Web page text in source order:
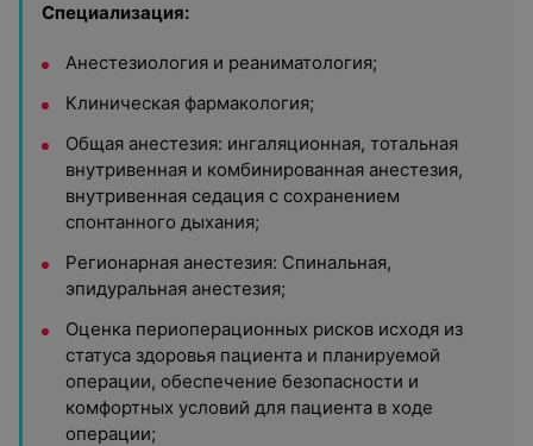
Специализация:
Анестезиология и реаниматология;
Клиническая фармакология;
Общая анестезия: ингаляционная, тотальная
внутривенная и комбинированная анестезия,
внутривенная седация с сохранением
спонтанного дыхания;
Регионарная анестезия: Спинальная,
эпидуральная анестезия;
Оценка периоперационных рисков исходя из
статуса здоровья пациента и планируемой
операции, обеспечение безопасности и
комфортных условий для пациента в ходе
операции;